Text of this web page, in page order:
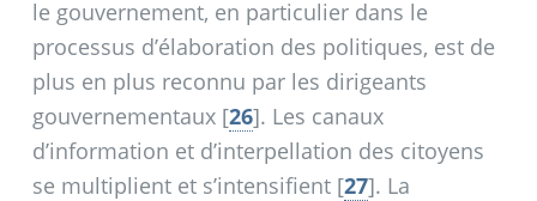
le gouvernement, en particulier dans le
processus d’élaboration des politiques, est de
plus en plus reconnu par les dirigeants
gouvernementaux[26]. Les canaux
d’information et d’interpellation des citoyens
se multiplient et s’intensifient[27]. La